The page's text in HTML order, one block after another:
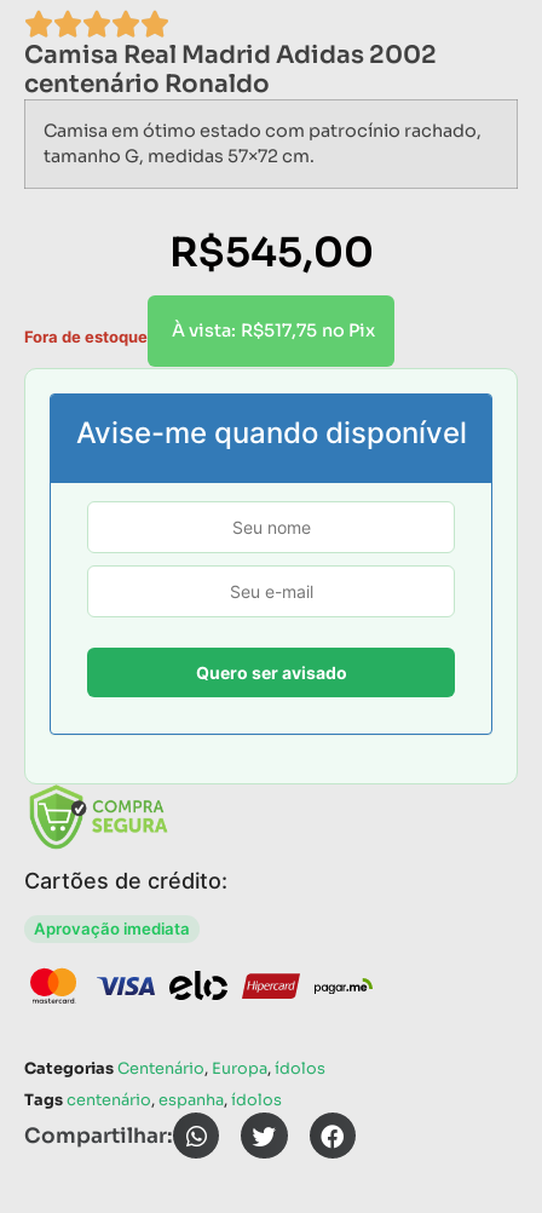
Camisa Real Madrid Adidas 2002
centenário Ronaldo
Camisa em ótimo estado com patrocínio rachado,
tamanho G, medidas 57×72 cm.
R$545,00
À vista: R$517,75 no Pix
Fora de estoque
Avise-me quando disponível
Cartões de crédito:
Aprovação imediata
CategoriasCentenário, Europa,ídolos
Tagscentenário,espanha,ídolos
Compartilhar: